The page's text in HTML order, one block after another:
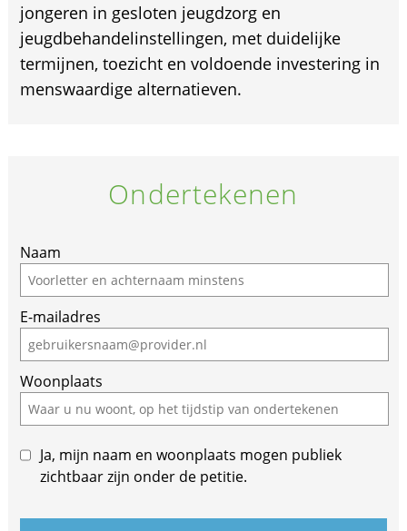
jongeren in gesloten jeugdzorg en
jeugdbehandelinstellingen, met duidelijke
termijnen, toezicht en voldoende investering in
menswaardige alternatieven.
Ondertekenen
If
you
are
a
human,
ignore
this
field
Naam
E-mailadres
Woonplaats
Ja, mijn naam en woonplaats mogen publiek
zichtbaar zijn onder de petitie.